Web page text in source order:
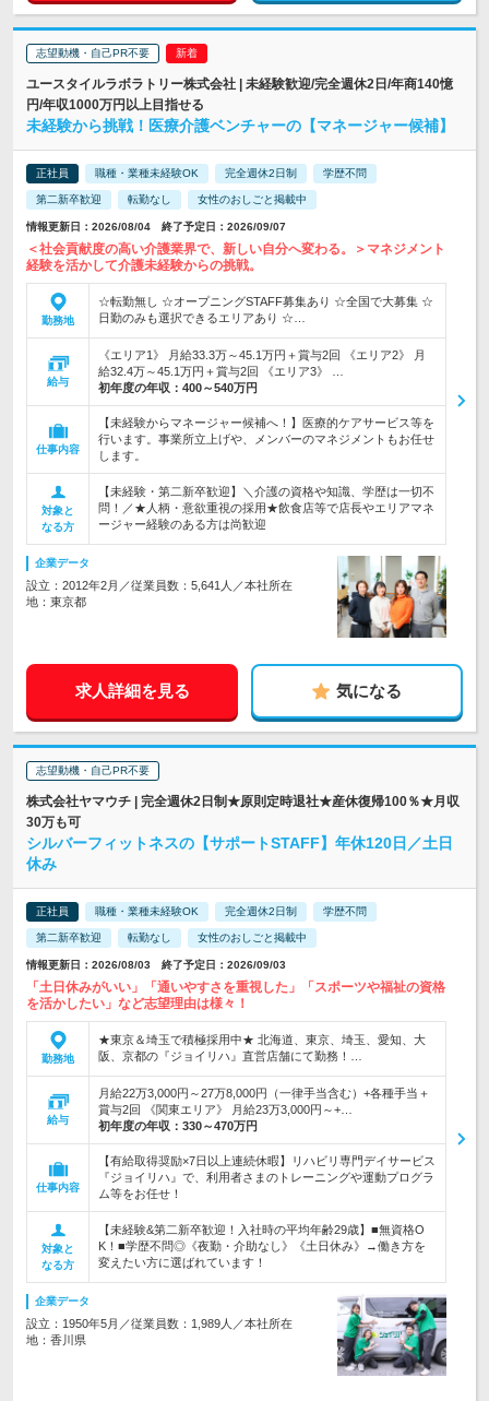
志望動機・自己PR不要
ユースタイルラボラトリー株式会社 | 未経験歓迎/完全週休2日/年商140憶
円/年収1000万円以上目指せる
未経験から挑戦！医療介護ベンチャーの【マネージャー候補】
正社員 職種・業種未経験OK 完全週休2日制 学歴不問
第二新卒歓迎 転勤なし 女性のおしごと掲載中
情報更新日：2026/08/04 終了予定日：2026/09/07
＜社会貢献度の高い介護業界で、新しい自分へ変わる。＞マネジメント
経験を活かして介護未経験からの挑戦。
勤務地
☆転勤無し ☆オープニングSTAFF募集あり ☆全国で大募集 ☆
日勤のみも選択できるエリアあり ☆…
給与
《エリア1》 月給33.3万～45.1万円＋賞与2回 《エリア2》 月
給32.4万～45.1万円＋賞与2回 《エリア3》 …
初年度の年収： 400～540万円
仕事内容
【未経験からマネージャー候補へ！】医療的ケアサービス等を
行います。事業所立上げや、メンバーのマネジメントもお任せ
します。
対象と
なる方
【未経験・第二新卒歓迎】＼介護の資格や知識、学歴は一切不
問！／★人柄・意欲重視の採用★飲食店等で店長やエリアマネ
ージャー経験のある方は尚歓迎
企業データ
設立：2012年2月／従業員数：5,641人／本社所在
地：東京都
求人詳細を見る 気になる
志望動機・自己PR不要
株式会社ヤマウチ | 完全週休2日制★原則定時退社★産休復帰100％★月収
30万も可
シルバーフィットネスの【サポートSTAFF】年休120日／土日
休み
正社員 職種・業種未経験OK 完全週休2日制 学歴不問
第二新卒歓迎 転勤なし 女性のおしごと掲載中
情報更新日：2026/08/03 終了予定日：2026/09/03
「土日休みがいい」「通いやすさを重視した」「スポーツや福祉の資格
を活かしたい」など志望理由は様々！
勤務地
★東京＆埼玉で積極採用中★ 北海道、東京、埼玉、愛知、大
阪、京都の『ジョイリハ』直営店舗にて勤務！…
給与
月給22万3,000円～27万8,000円（一律手当含む）+各種手当＋
賞与2回 《関東エリア》 月給23万3,000円～+…
初年度の年収： 330～470万円
仕事内容
【有給取得奨励×7日以上連続休暇】リハビリ専門デイサービス
『ジョイリハ』で、利用者さまのトレーニングや運動プログラ
ム等をお任せ！
対象と
なる方
【未経験&第二新卒歓迎！入社時の平均年齢29歳】■無資格O
K！■学歴不問◎《夜勤・介助なし》《土日休み》→働き方を
変えたい方に選ばれています！
企業データ
設立：1950年5月／従業員数：1,989人／本社所在
地：香川県